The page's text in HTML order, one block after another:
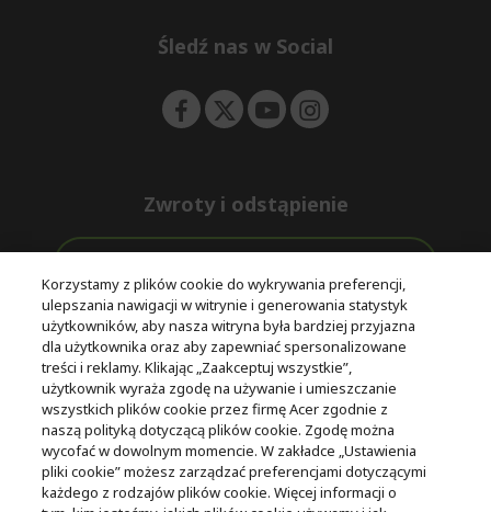
e
Śledź nas w Social
Zwroty i odstąpienie
Darmowa
ekspresowa
dostawa
Wsparcie
przed i po
zakupie
Bezpieczne
płatności
© 2025 Acer Inc.
Firma CPYou BV jest autoryzowanym sprzedawcą produktów i
usług oferowanych w tym sklepie.
Korzystamy z plików cookie do wykrywania preferencji,
ulepszania nawigacji w witrynie i generowania statystyk
użytkowników, aby nasza witryna była bardziej przyjazna
dla użytkownika oraz aby zapewniać spersonalizowane
treści i reklamy. Klikając „Zaakceptuj wszystkie”,
użytkownik wyraża zgodę na używanie i umieszczanie
wszystkich plików cookie przez firmę Acer zgodnie z
naszą polityką dotyczącą plików cookie. Zgodę można
wycofać w dowolnym momencie. W zakładce „Ustawienia
pliki cookie” możesz zarządzać preferencjami dotyczącymi
każdego z rodzajów plików cookie. Więcej informacji o